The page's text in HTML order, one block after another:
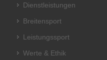
Dienstleistungen
Breitensport
Leistungssport
Werte & Ethik